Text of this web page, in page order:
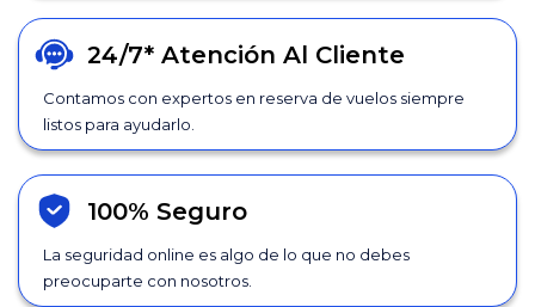
24/7* Atención Al Cliente
Contamos con expertos en reserva de vuelos siempre
listos para ayudarlo.
100% Seguro
La seguridad online es algo de lo que no debes
preocuparte con nosotros.